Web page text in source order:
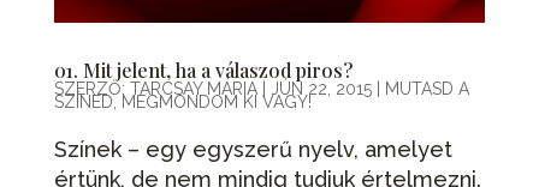
01. Mit jelent, ha a válaszod piros?
SZERZŐ: TARCSAY MÁRIA| JÚN 22, 2015| MUTASD A
SZÍNED, MEGMONDOM KI VAGY!
Színek – egy egyszerű nyelv, amelyet
értünk, de nem mindig tudjuk értelmezni.